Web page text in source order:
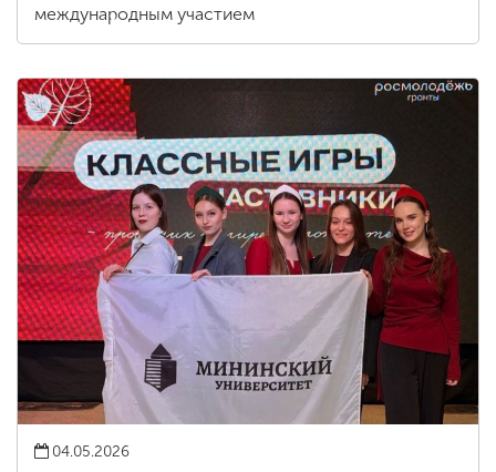
международным участием
04.05.2026